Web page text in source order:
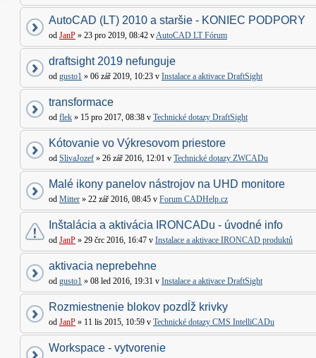
AutoCAD (LT) 2010 a staršie - KONIEC PODPORY
od JanP » 23 pro 2019, 08:42 vAutoCAD LT Fórum
draftsight 2019 nefunguje
od gusto1 » 06 zář 2019, 10:23 v Instalace a aktivace DraftSight
transformace
od flek » 15 pro 2017, 08:38 v Technické dotazy DraftSight
Kótovanie vo Výkresovom priestore
od SlivaJozef » 26 zář 2016, 12:01 v Technické dotazy ZWCADu
Malé ikony panelov nástrojov na UHD monitore
od Mitter » 22 zář 2016, 08:45 v Forum CADHelp.cz
Inštalácia a aktivácia IRONCADu - úvodné info
od JanP » 29 črc 2016, 16:47 v Instalace a aktivace IRONCAD produktů
aktivacia neprebehne
od gusto1 » 08 led 2016, 19:31 v Instalace a aktivace DraftSight
Rozmiestnenie blokov pozdĺž krivky
od JanP » 11 lis 2015, 10:59 v Technické dotazy CMS IntelliCADu
Workspace - vytvorenie